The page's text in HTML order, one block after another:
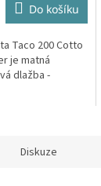
Do košíku
Taco 200 Cotto
je matná
dlažba -
Diskuze